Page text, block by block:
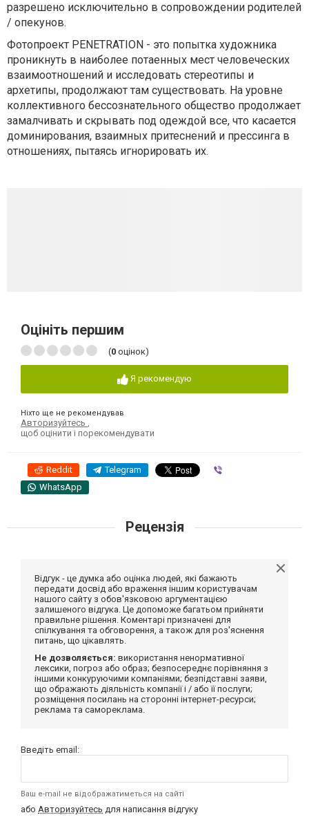
разрешено исключительно в сопровождении родителей
/ опекунов.
Фотопроект PENETRATION - это попытка художника
проникнуть в наиболее потаенных мест человеческих
взаимоотношений и исследовать стереотипы и
архетипы, продолжают там существовать. На уровне
коллективного бессознательного общество продолжает
замалчивать и скрывать под одеждой все, что касается
доминирования, взаимных притеснений и прессинга в
отношениях, пытаясь игнорировать их.
Оцініть першим
(0 оцінок)
Я рекомендую
Ніхто ще не рекомендував
Авторизуйтесь
щоб оцінити і порекомендувати
Reddit Telegram
WhatsApp
Рецензія
Відгук - це думка або оцінка людей, які бажають
передати досвід або враження іншим користувачам
нашого сайту з обов'язковою аргументацією
залишеного відгука. Це допоможе багатьом прийняти
правильне рішення. Коментарі призначені для
спілкування та обговорення, а також для роз'яснення
питань, що цікавлять.
Не дозволяється: використання ненормативної
лексики, погроз або образ; безпосереднє порівняння з
іншими конкуруючими компаніями; безпідставні заяви,
що ображають діяльність компанії і / або її послуги;
розміщення посилань на сторонні інтернет-ресурси;
реклама та самореклама.
Введіть email:
Ваш e-mail не відображатиметься на сайті
або Авторизуйтесь для написання відгуку